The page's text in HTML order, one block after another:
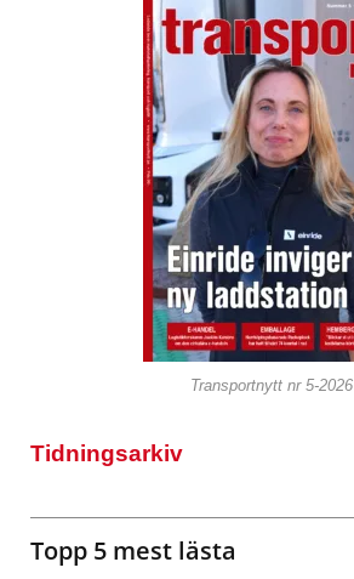
Transportnytt nr 5-2026
Tidningsarkiv
Topp 5 mest lästa